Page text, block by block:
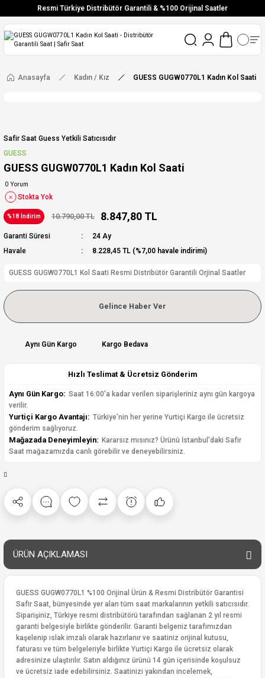
Resmi Türkiye Distribütör Garantili & %100 Orijinal Saatler
Vade Farksız 6 Taksit
Ücretsiz Kargo
Anasayfa Kadın / Kız GUESS GUGW0770L1 Kadın Kol Saati
Safir Saat Guess Yetkili Satıcısıdır
GUESS
GUESS GUGW0770L1 Kadın Kol Saati
0 Yorum
Stokta Yok
%18 İndirim 10.790,00 TL 8.847,80 TL
Garanti Süresi
24 Ay
Havale
8.228,45 TL (%7,00 havale indirimi)
GUESS GUGW0770L1 Kol Saati Resmi Distribütör Garantili Orjinal Saatler
Gelince Haber Ver
Aynı Gün Kargo Kargo Bedava
Hızlı Teslimat & Ücretsiz Gönderim
Aynı Gün Kargo: Saat 16:00'a kadar verilen siparişleriniz aynı gün kargoya
verilir.
Yurtiçi Kargo Avantajı: Türkiye'nin her yerine Yurtiçi Kargo ile ücretsiz
gönderim sağlıyoruz.
Mağazada Deneyimleyin: Kararsız mısınız? Ürünü İstanbul'daki Safir
Saat mağazamızda canlı görebilir ve deneyebilirsiniz.
ÜRÜN AÇIKLAMASI
GUESS GUGW0770L1 %100 Orijinal Ürün & Resmi Distribütör Garantisi
Safir Saat, bünyesinde yer alan tüm saat markalarının yetkili satıcısıdır.
Siparişiniz, Türkiye resmi distribütörü tarafından sağlanan 2 yıl resmi
garanti belgesiyle birlikte gönderilir. Garanti belgeniz tarafımızdan
kaşelenip ıslak imzalı olarak hazırlanır ve saatiniz orijinal kutusu,
faturası ve tüm belgeleriyle birlikte Yurtiçi Kargo ile ücretsiz olarak
adresinize ulaştırılır. Satın aldığınız ürünü 14 gün içerisinde koşulsuz
ve ücretsiz iade edebilirsiniz. Saatinizi yakından incelemek,